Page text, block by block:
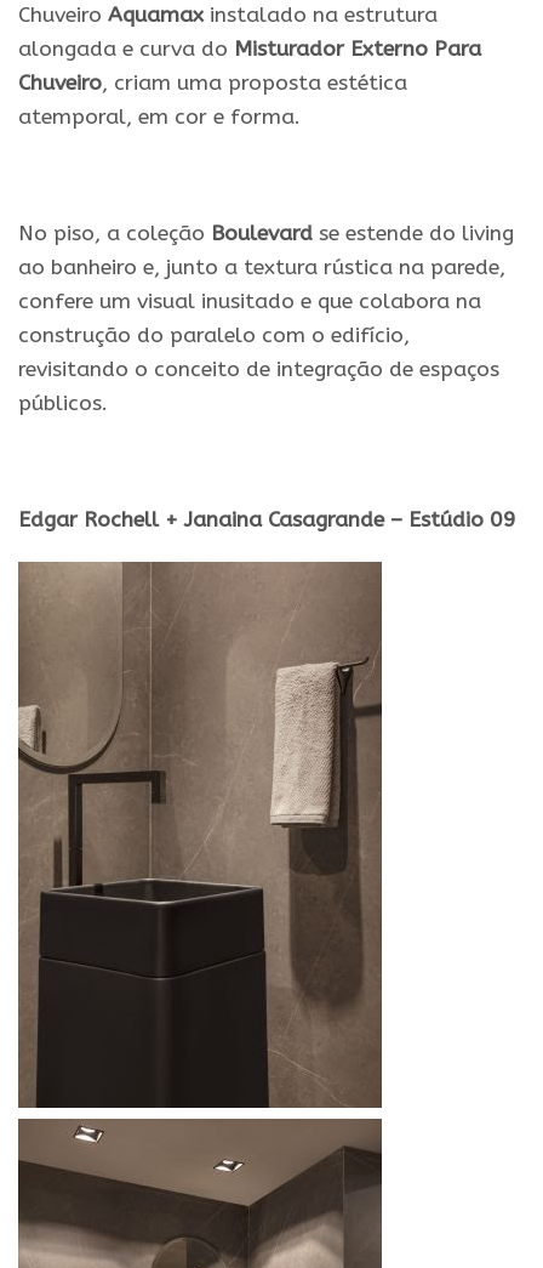
Chuveiro Aquamax instalado na estrutura
alongada e curva do Misturador Externo Para
Chuveiro, criam uma proposta estética
atemporal, em cor e forma.
No piso, a coleção Boulevard se estende do living
ao banheiro e, junto a textura rústica na parede,
confere um visual inusitado e que colabora na
construção do paralelo com o edifício,
revisitando o conceito de integração de espaços
públicos.
Edgar Rochell + Janaina Casagrande – Estúdio 09